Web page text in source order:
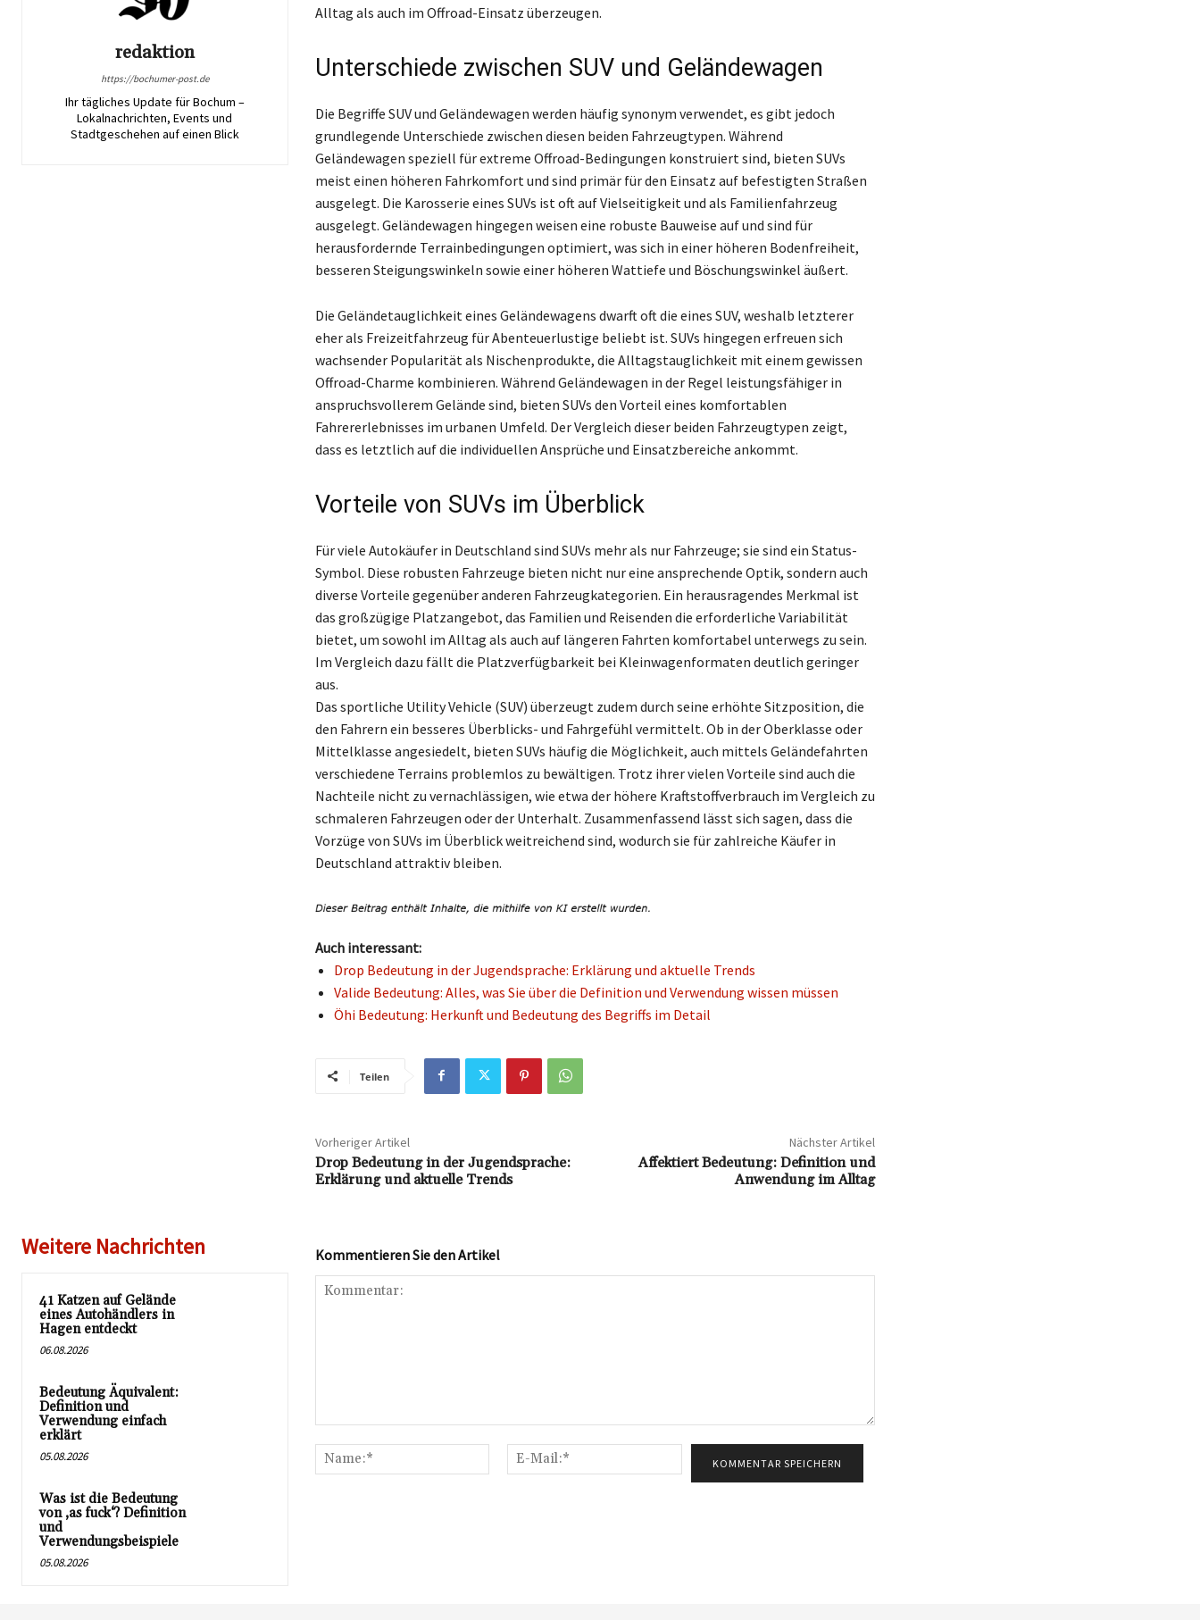
redaktion
https://bochumer-post.de
Ihr tägliches Update für Bochum –
Lokalnachrichten, Events und
Stadtgeschehen auf einen Blick
Alltag als auch im Offroad-Einsatz überzeugen.
Unterschiede zwischen SUV und Geländewagen
Die Begriffe SUV und Geländewagen werden häufig synonym verwendet, es gibt jedoch
grundlegende Unterschiede zwischen diesen beiden Fahrzeugtypen. Während
Geländewagen speziell für extreme Offroad-Bedingungen konstruiert sind, bieten SUVs
meist einen höheren Fahrkomfort und sind primär für den Einsatz auf befestigten Straßen
ausgelegt. Die Karosserie eines SUVs ist oft auf Vielseitigkeit und als Familienfahrzeug
ausgelegt. Geländewagen hingegen weisen eine robuste Bauweise auf und sind für
herausfordernde Terrainbedingungen optimiert, was sich in einer höheren Bodenfreiheit,
besseren Steigungswinkeln sowie einer höheren Wattiefe und Böschungswinkel äußert.
Die Geländetauglichkeit eines Geländewagens dwarft oft die eines SUV, weshalb letzterer
eher als Freizeitfahrzeug für Abenteuerlustige beliebt ist. SUVs hingegen erfreuen sich
wachsender Popularität als Nischenprodukte, die Alltagstauglichkeit mit einem gewissen
Offroad-Charme kombinieren. Während Geländewagen in der Regel leistungsfähiger in
anspruchsvollerem Gelände sind, bieten SUVs den Vorteil eines komfortablen
Fahrererlebnisses im urbanen Umfeld. Der Vergleich dieser beiden Fahrzeugtypen zeigt,
dass es letztlich auf die individuellen Ansprüche und Einsatzbereiche ankommt.
Vorteile von SUVs im Überblick
Für viele Autokäufer in Deutschland sind SUVs mehr als nur Fahrzeuge; sie sind ein Status-
Symbol. Diese robusten Fahrzeuge bieten nicht nur eine ansprechende Optik, sondern auch
diverse Vorteile gegenüber anderen Fahrzeugkategorien. Ein herausragendes Merkmal ist
das großzügige Platzangebot, das Familien und Reisenden die erforderliche Variabilität
bietet, um sowohl im Alltag als auch auf längeren Fahrten komfortabel unterwegs zu sein.
Im Vergleich dazu fällt die Platzverfügbarkeit bei Kleinwagenformaten deutlich geringer
aus.
Das sportliche Utility Vehicle (SUV) überzeugt zudem durch seine erhöhte Sitzposition, die
den Fahrern ein besseres Überblicks- und Fahrgefühl vermittelt. Ob in der Oberklasse oder
Mittelklasse angesiedelt, bieten SUVs häufig die Möglichkeit, auch mittels Geländefahrten
verschiedene Terrains problemlos zu bewältigen. Trotz ihrer vielen Vorteile sind auch die
Nachteile nicht zu vernachlässigen, wie etwa der höhere Kraftstoffverbrauch im Vergleich zu
schmaleren Fahrzeugen oder der Unterhalt. Zusammenfassend lässt sich sagen, dass die
Vorzüge von SUVs im Überblick weitreichend sind, wodurch sie für zahlreiche Käufer in
Deutschland attraktiv bleiben.
Auch interessant:
Drop Bedeutung in der Jugendsprache: Erklärung und aktuelle Trends
Valide Bedeutung: Alles, was Sie über die Definition und Verwendung wissen müssen
Öhi Bedeutung: Herkunft und Bedeutung des Begriffs im Detail
Teilen
Vorheriger Artikel
Drop Bedeutung in der Jugendsprache:
Erklärung und aktuelle Trends
Nächster Artikel
Affektiert Bedeutung: Definition und
Anwendung im Alltag
Weitere Nachrichten
41 Katzen auf Gelände
eines Autohändlers in
Hagen entdeckt
06.08.2026
Bedeutung Äquivalent:
Definition und
Verwendung einfach
erklärt
05.08.2026
Was ist die Bedeutung
von ‚as fuck‘? Definition
und
Verwendungsbeispiele
05.08.2026
Kommentieren Sie den Artikel
Name:*
Mail:*